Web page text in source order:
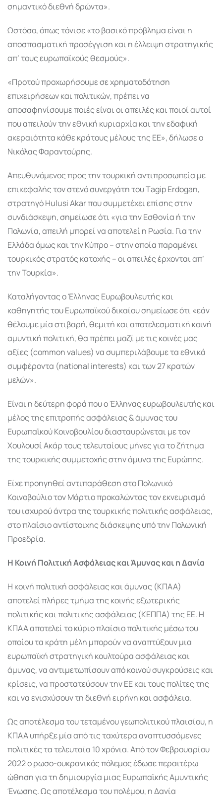
σημαντικό διεθνή δρώντα».
Ωστόσο, όπως τόνισε «το βασικό πρόβλημα είναι η
αποσπασματική προσέγγιση και η έλλειψη στρατηγικής
απ’ τους ευρωπαϊκούς θεσμούς».
«Προτού προχωρήσουμε σε χρηματοδότηση
επιχειρήσεων και πολιτικών, πρέπει να
αποσαφηνίσουμε ποιές είναι οι απειλές και ποιοί αυτοί
που απειλούν την εθνική κυριαρχία και την εδαφική
ακεραιότητα κάθε κράτους μέλους της ΕΕ», δήλωσε ο
Νικόλας Φαραντούρης.
Απευθυνόμενος προς την τουρκική αντιπροσωπεία με
επικεφαλής τον στενό συνεργάτη του Τagip Erdogan,
στρατηγό Hulusi Akar που συμμετέχει επίσης στην
συνδιάσκεψη, σημείωσε ότι «για την Εσθονία ή την
Πολωνία, απειλή μπορεί να αποτελεί η Ρωσία. Για την
Ελλάδα όμως και την Κύπρο – στην οποία παραμένει
τουρκικός στρατός κατοχής – οι απειλές έρχονται απ’
την Τουρκία».
Καταλήγοντας ο Έλληνας Ευρωβουλευτής και
καθηγητής του Ευρωπαϊκού δικαίου σημείωσε ότι «εάν
θέλουμε μία στιβαρή, θεμιτή και αποτελεσματική κοινή
αμυντική πολιτική, θα πρέπει μαζί με τις κοινές μας
αξίες (common values) να συμπεριλάβουμε τα εθνικά
συμφέροντα (national interests) και των 27 κρατών
μελών».
Είναι η δεύτερη φορά που ο Έλληνας ευρωβουλευτής και
μέλος της επιτροπής ασφάλειας & άμυνας του
Ευρωπαϊκού Κοινοβουλίου διασταυρώνεται με τον
Χουλουσί Aκάρ τους τελευταίους μήνες για το ζήτημα
της τουρκικής συμμετοχής στην άμυνα της Ευρώπης.
Είχε προηγηθεί αντιπαράθεση στο Πολωνικό
Κοινοβούλιο τον Μάρτιο προκαλώντας τον εκνευρισμό
του ισχυρού άντρα της τουρκικής πολιτικής ασφάλειας,
στο πλαίσιο αντίστοιχης διάσκεψης υπό την Πολωνική
Προεδρία.
Η Κοινή Πολιτική Ασφάλειας και Άμυνας και η Δανία
Η κοινή πολιτική ασφάλειας και άμυνας (ΚΠΑΑ)
αποτελεί πλήρες τμήμα της κοινής εξωτερικής
πολιτικής και πολιτικής ασφάλειας (ΚΕΠΠΑ) της ΕΕ. Η
ΚΠΑΑ αποτελεί το κύριο πλαίσιο πολιτικής μέσω του
οποίου τα κράτη μέλη μπορούν να αναπτύξουν μια
ευρωπαϊκή στρατηγική κουλτούρα ασφάλειας και
άμυνας, να αντιμετωπίσουν από κοινού συγκρούσεις και
κρίσεις, να προστατεύσουν την ΕΕ και τους πολίτες της
και να ενισχύσουν τη διεθνή ειρήνη και ασφάλεια.
Ως αποτέλεσμα του τεταμένου γεωπολιτικού πλαισίου, η
ΚΠΑΑ υπήρξε μία από τις ταχύτερα αναπτυσσόμενες
πολιτικές τα τελευταία 10 χρόνια. Από τον Φεβρουαρίου
2022 ο ρωσο-ουκρανικός πόλεμος έδωσε περαιτέρω
ώθηση για τη δημιουργία μιας Ευρωπαϊκής Αμυντικής
Ένωσης. Ως αποτέλεσμα του πολέμου, η Δανία